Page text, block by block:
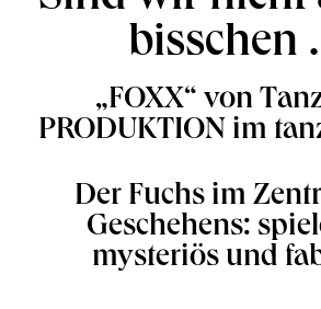
bisschen
„FOXX“ von
PRODUKTION im
Der Fuchs im
Geschehens:
mysteriös und